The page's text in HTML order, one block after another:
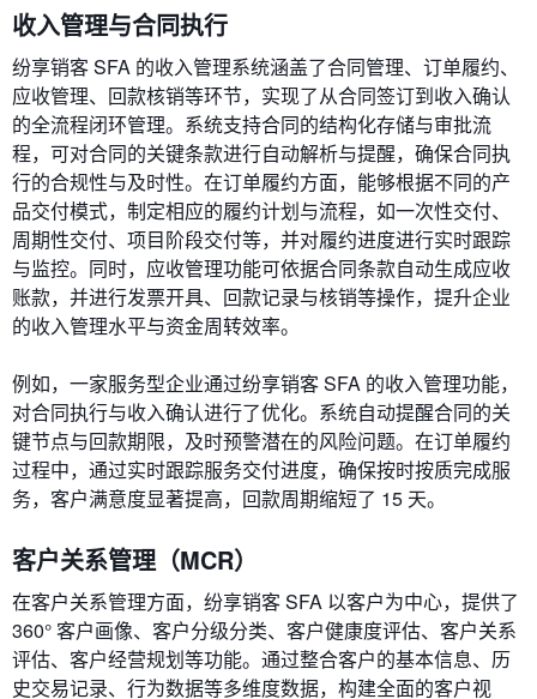
收入管理与合同执行
纷享销客 SFA 的收入管理系统涵盖了合同管理、订单履约、
应收管理、回款核销等环节，实现了从合同签订到收入确认
的全流程闭环管理。系统支持合同的结构化存储与审批流
程，可对合同的关键条款进行自动解析与提醒，确保合同执
行的合规性与及时性。在订单履约方面，能够根据不同的产
品交付模式，制定相应的履约计划与流程，如一次性交付、
周期性交付、项目阶段交付等，并对履约进度进行实时跟踪
与监控。同时，应收管理功能可依据合同条款自动生成应收
账款，并进行发票开具、回款记录与核销等操作，提升企业
的收入管理水平与资金周转效率。
例如，一家服务型企业通过纷享销客 SFA 的收入管理功能，
对合同执行与收入确认进行了优化。系统自动提醒合同的关
键节点与回款期限，及时预警潜在的风险问题。在订单履约
过程中，通过实时跟踪服务交付进度，确保按时按质完成服
务，客户满意度显著提高，回款周期缩短了 15 天。
客户关系管理（MCR）
在客户关系管理方面，纷享销客 SFA 以客户为中心，提供了
360° 客户画像、客户分级分类、客户健康度评估、客户关系
评估、客户经营规划等功能。通过整合客户的基本信息、历
史交易记录、行为数据等多维度数据，构建全面的客户视